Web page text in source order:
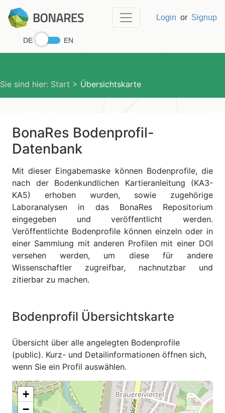
Login or Signup
DE EN
Sie sind hier: Start > Übersichtskarte
BonaRes Bodenprofil-
Datenbank
Mit dieser Eingabemaske können Bodenprofile, die
nach der Bodenkundlichen Kartieranleitung (KA3-
KA5) erhoben wurden, sowie zugehörige
Laboranalysen in das BonaRes Repositorium
eingegeben und veröffentlicht werden.
Veröffentlichte Bodenprofile können einzeln oder in
einer Sammlung mit anderen Profilen mit einer DOI
versehen werden, um diese für andere
Wissenschaftler zugreifbar, nachnutzbar und
zitierbar zu machen.
Bodenprofil Übersichtskarte
Übersicht über alle angelegten Bodenprofile
(public). Kurz- und Detailinformationen öffnen sich,
wenn Sie ein Profil auswählen.
+
−